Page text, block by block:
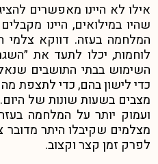
אילו לא היינו מאפשרים
שהיו במילואים, היינו
המלחמה בעזה. דווקא צלמי
לוחמות, יכלו לתעד את
השימוש בבתי התושבים
כדי לישון בהם, כדי לתצפת
מצבים בשעות שונות של
ועמוק יותר על המלחמה
מצלמים שקיבלו היתר מדובר
לפרק זמן קצר וקצוב.